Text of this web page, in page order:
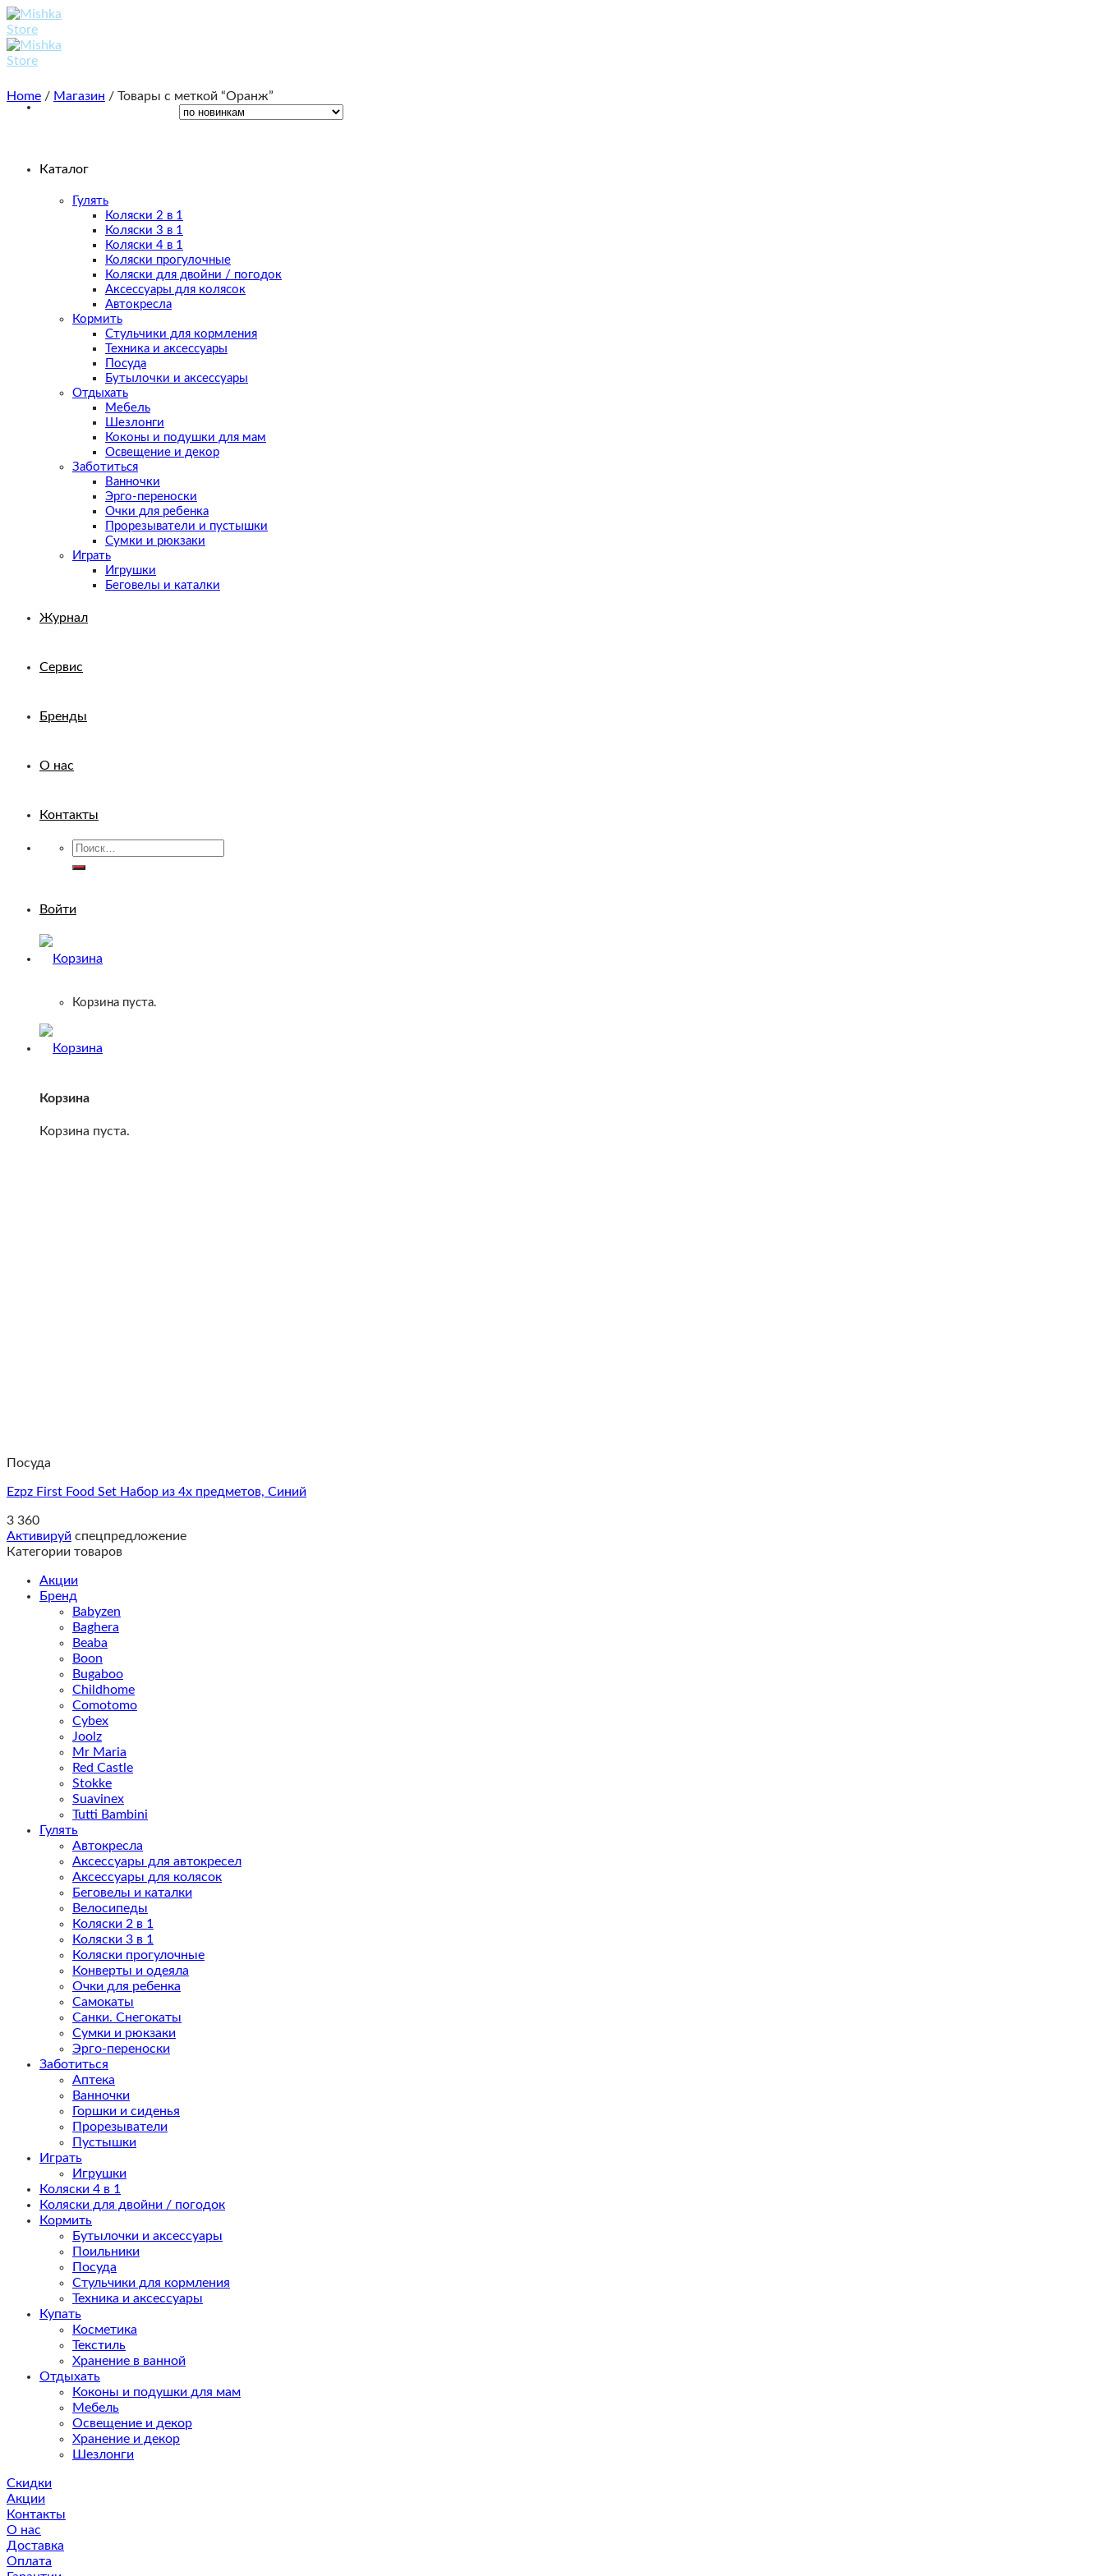
Skip
to
content
Каталог
Гулять
Коляски 2 в 1
Коляски 3 в 1
Коляски 4 в 1
Коляски прогулочные
Коляски для двойни / погодок
Аксессуары для колясок
Автокресла
Кормить
Стульчики для кормления
Техника и аксессуары
Посуда
Бутылочки и аксессуары
Отдыхать
Мебель
Шезлонги
Коконы и подушки для мам
Освещение и декор
Заботиться
Ванночки
Эрго-переноски
Очки для ребенка
Прорезыватели и пустышки
Сумки и рюкзаки
Играть
Игрушки
Беговелы и каталки
Журнал
Сервис
Бренды
О нас
Контакты
Искать:
Войти
Корзина пуста.
Корзина
Корзина пуста.
Home / Магазин / Товары с меткой “Оранж”
Посуда
Ezpz First Food Set Набор из 4х предметов, Синий
3 360
Активируй спецпредложение
Категории товаров
Акции
Бренд
Babyzen
Baghera
Beaba
Boon
Bugaboo
Childhome
Comotomo
Cybex
Joolz
Mr Maria
Red Castle
Stokke
Suavinex
Tutti Bambini
Гулять
Автокресла
Аксессуары для автокресел
Аксессуары для колясок
Беговелы и каталки
Велосипеды
Коляски 2 в 1
Коляски 3 в 1
Коляски прогулочные
Конверты и одеяла
Очки для ребенка
Самокаты
Санки. Снегокаты
Сумки и рюкзаки
Эрго-переноски
Заботиться
Аптека
Ванночки
Горшки и сиденья
Прорезыватели
Пустышки
Играть
Игрушки
Коляски 4 в 1
Коляски для двойни / погодок
Кормить
Бутылочки и аксессуары
Поильники
Посуда
Стульчики для кормления
Техника и аксессуары
Купать
Косметика
Текстиль
Хранение в ванной
Отдыхать
Коконы и подушки для мам
Мебель
Освещение и декор
Хранение и декор
Шезлонги
Скидки
Акции
Контакты
О нас
Доставка
Оплата